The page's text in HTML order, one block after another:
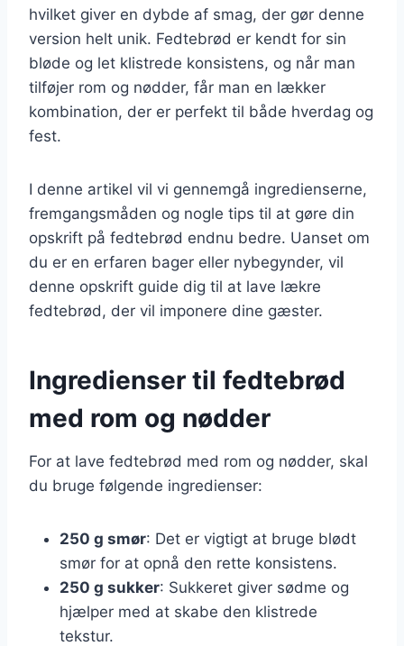
hvilket giver en dybde af smag, der gør denne
version helt unik. Fedtebrød er kendt for sin
bløde og let klistrede konsistens, og når man
tilføjer rom og nødder, får man en lækker
kombination, der er perfekt til både hverdag og
fest.
I denne artikel vil vi gennemgå ingredienserne,
fremgangsmåden og nogle tips til at gøre din
opskrift på fedtebrød endnu bedre. Uanset om
du er en erfaren bager eller nybegynder, vil
denne opskrift guide dig til at lave lækre
fedtebrød, der vil imponere dine gæster.
Ingredienser til fedtebrød
med rom og nødder
For at lave fedtebrød med rom og nødder, skal
du bruge følgende ingredienser:
250 g smør: Det er vigtigt at bruge blødt
smør for at opnå den rette konsistens.
250 g sukker: Sukkeret giver sødme og
hjælper med at skabe den klistrede
tekstur.